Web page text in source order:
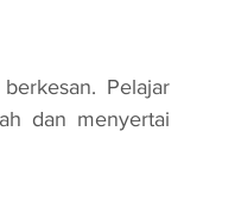
Pelajar
dan menyertai